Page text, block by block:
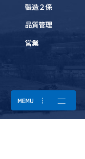
MEMU
製造２係
品質管理
営業